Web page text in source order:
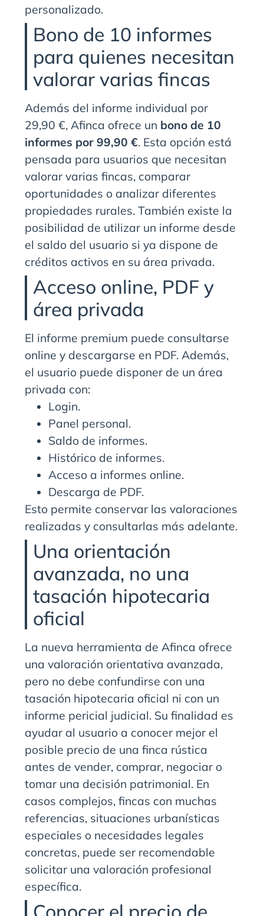
personalizado.
Bono de 10 informes
para quienes necesitan
valorar varias fincas
Además del informe individual por
29,90 €, Afinca ofrece un bono de 10
informes por 99,90 €. Esta opción está
pensada para usuarios que necesitan
valorar varias fincas, comparar
oportunidades o analizar diferentes
propiedades rurales. También existe la
posibilidad de utilizar un informe desde
el saldo del usuario si ya dispone de
créditos activos en su área privada.
Acceso online, PDF y
área privada
El informe premium puede consultarse
online y descargarse en PDF. Además,
el usuario puede disponer de un área
privada con:
Login.
Panel personal.
Saldo de informes.
Histórico de informes.
Acceso a informes online.
Descarga de PDF.
Esto permite conservar las valoraciones
realizadas y consultarlas más adelante.
Una orientación
avanzada, no una
tasación hipotecaria
oficial
La nueva herramienta de Afinca ofrece
una valoración orientativa avanzada,
pero no debe confundirse con una
tasación hipotecaria oficial ni con un
informe pericial judicial. Su finalidad es
ayudar al usuario a conocer mejor el
posible precio de una finca rústica
antes de vender, comprar, negociar o
tomar una decisión patrimonial. En
casos complejos, fincas con muchas
referencias, situaciones urbanísticas
especiales o necesidades legales
concretas, puede ser recomendable
solicitar una valoración profesional
específica.
Conocer el precio de